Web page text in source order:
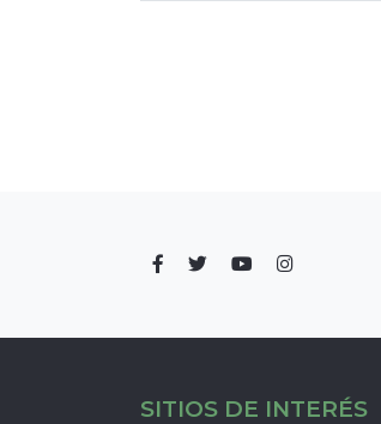
SITIOS DE INTERÉS